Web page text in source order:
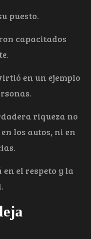
puesto.
capacitados
en un ejemplo
riqueza no
los autos, ni en
el respeto y la